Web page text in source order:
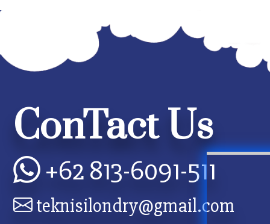
ConTact Us
+62 813-6091-511
teknisilondry@gmail.com